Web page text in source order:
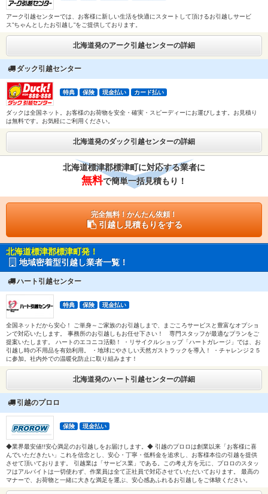
アーク引越センターでは、お客様に新しい生活を快適にスタートして頂けるお引越しサービ
ス”ちゃんとしたお引越し”をご提供しております。
北海道発のアーク引越センターの詳細
ダック引越センター
特典 保険 現金払い カード払い
ダックは全国ネット。お客様のお荷物を安全・確実・スピーディーにお運びします。お見積り
は無料です。お気軽にご利用ください。
北海道発のダック引越センターの詳細
北海道標津郡標津町に対応する業者に
無料で簡単一括見積もり！
完全無料！かんたん依頼！
引越し見積もりをする
北海道標津郡標津町発！
地域密着型引越し業者一覧！
ハート引越センター
特典 保険 現金払い
全国ネットだから安心！ ご単身～ご家族のお引越しまで、まごころサービスと豊富なオプショ
ンで対応いたします。 事務所のお引越しもお任せ下さい！ 専門スタッフが最適なプランをご
提案いたします。 ハートのエコニコ活動！ ・リサイクルショップ「ハートガレージ」では、お
引越し時の不用品を有効利用。 ・地球にやさしい天然ガストラックを導入！ ・チャレンジ２５
に参加。社内外での温暖化防止に取り組みます！
北海道発のハート引越センターの詳細
引越のプロロ
保険 現金払い
◆業界最安値!!安心満足のお引越しをお届けします。◆ 引越のプロロは創業以来「お客様に喜
んでいただきたい」これを信念とし、安心・丁寧・低料金を追求し、お客様本位の引越を提供
させて頂いております。 引越業は「サービス業」である。この考え方を元に、プロロのスタッ
フはアルバイトは一切使わず、作業員は全て正社員で対応させていただいております。 最高の
マナーで、お荷物と一緒に大きな満足を運ぶ、安心感あふれるお引越しをご体験ください。